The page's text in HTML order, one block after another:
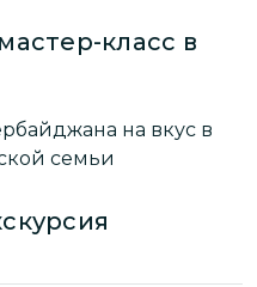
класс в
на вкус в
семьи